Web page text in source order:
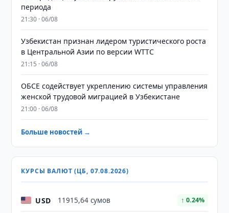
периода
21:30 · 06/08
Узбекистан признан лидером туристического роста
в Центральной Азии по версии WTTC
21:15 · 06/08
ОБСЕ содействует укреплению системы управления
женской трудовой миграцией в Узбекистане
21:00 · 06/08
Больше новостей →
КУРСЫ ВАЛЮТ (ЦБ, 07.08.2026)
USD 11915,64 сумов ↑ 0.24%